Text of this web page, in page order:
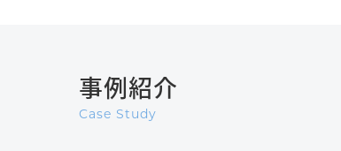
事例紹介
Case Study